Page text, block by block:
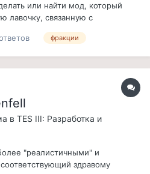
или найти мод, который
лавочку, связанную с
в политике тех или иных
фракции
в TES III: Разработка и
"реалистичными" и
здравому